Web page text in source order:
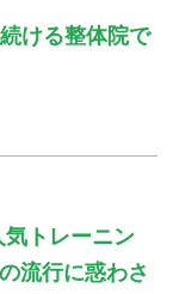
ける整体院で
トレーニン
流行に惑わさ